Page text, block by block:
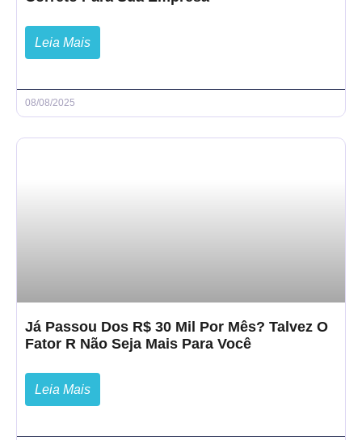
Leia Mais
08/08/2025
Já Passou Dos R$ 30 Mil Por Mês? Talvez O
Fator R Não Seja Mais Para Você
Leia Mais